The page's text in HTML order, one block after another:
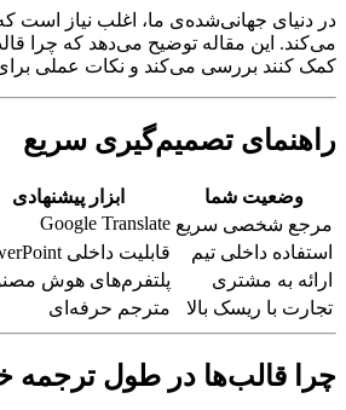
در دنیای جهانی‌شده‌ی ما، اغلب نیاز است
کمک کنند بررسی می‌کند و نکات عملی برای
راهنمای تصمیم‌گیری سریع
وضعیت شما ابزار پیشنهادی
مرجع شخصی سریع Google Translate
استفاده داخلی تیم
قابلیت داخلی PowerPoint
ارائه به مشتری
پلتفرم‌های هوش
تجارت با ریسک بالا
مترجم حرفه‌ای
چرا قالب‌ها در طول